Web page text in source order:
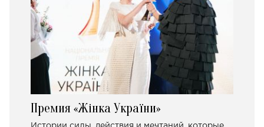
Премия «Жінка України»